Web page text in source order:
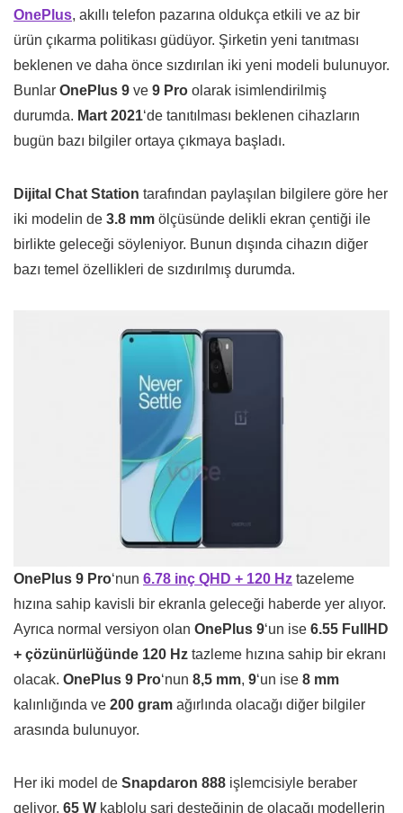
OnePlus, akıllı telefon pazarına oldukça etkili ve az bir
ürün çıkarma politikası güdüyor. Şirketin yeni tanıtması
beklenen ve daha önce sızdırılan iki yeni modeli bulunuyor.
Bunlar OnePlus 9 ve 9 Pro olarak isimlendirilmiş
durumda. Mart 2021‘de tanıtılması beklenen cihazların
bugün bazı bilgiler ortaya çıkmaya başladı.
Dijital Chat Station tarafından paylaşılan bilgilere göre her
iki modelin de 3.8 mm ölçüsünde delikli ekran çentiği ile
birlikte geleceği söyleniyor. Bunun dışında cihazın diğer
bazı temel özellikleri de sızdırılmış durumda.
OnePlus 9 Pro‘nun 6.78 inç QHD + 120 Hz tazeleme
hızına sahip kavisli bir ekranla geleceği haberde yer alıyor.
Ayrıca normal versiyon olan OnePlus 9‘un ise 6.55 FullHD
+ çözünürlüğünde 120 Hz tazleme hızına sahip bir ekranı
olacak. OnePlus 9 Pro‘nun 8,5 mm, 9‘un ise 8 mm
kalınlığında ve 200 gram ağırlında olacağı diğer bilgiler
arasında bulunuyor.
Her iki model de Snapdaron 888 işlemcisiyle beraber
geliyor. 65 W kablolu şarj desteğinin de olacağı modellerin